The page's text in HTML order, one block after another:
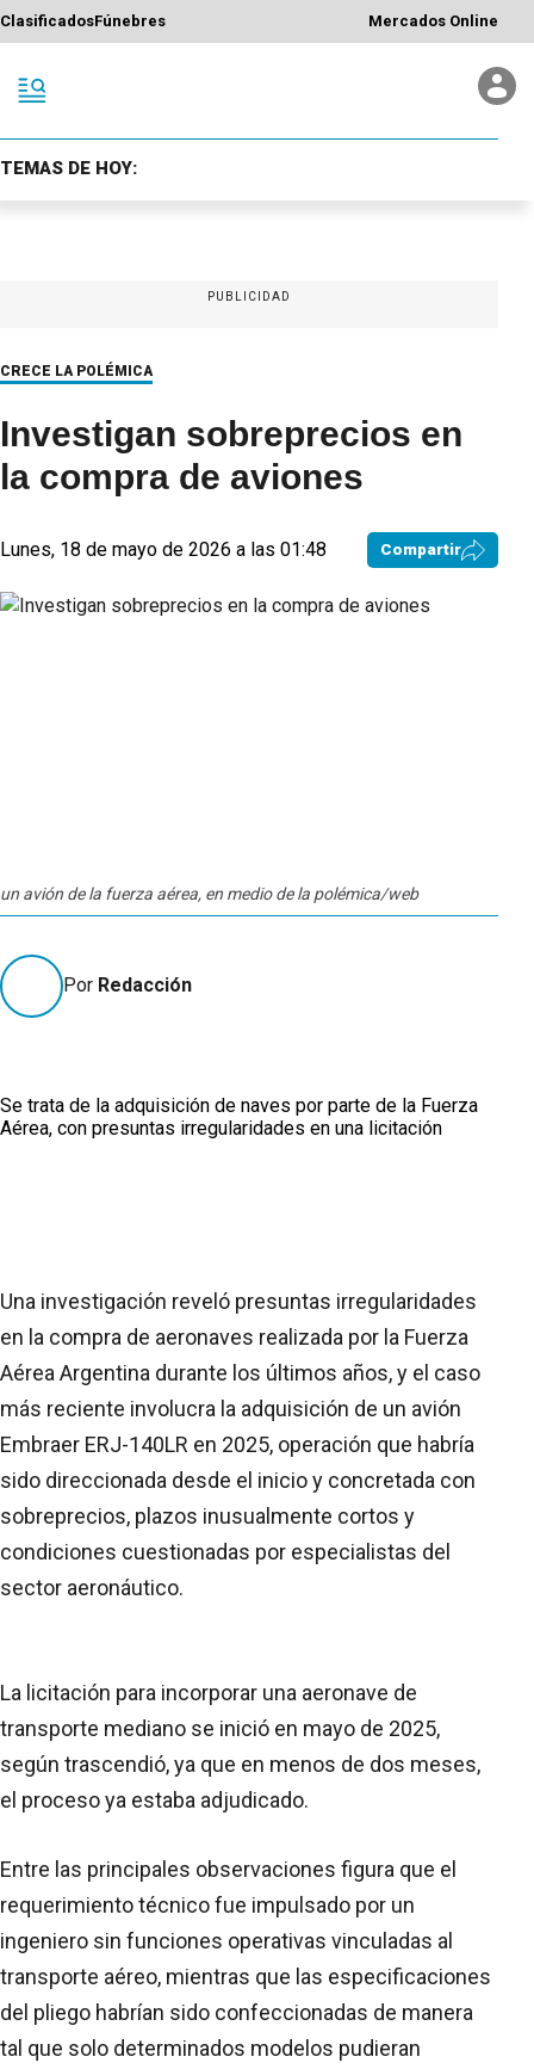
ClasificadosFúnebres Mercados Online
TEMAS DE HOY:
PUBLICIDAD
CRECE LA POLÉMICA
Investigan sobreprecios en
la compra de aviones
Lunes, 18 de mayo de 2026 a las 01:48 Compartir
un avión de la fuerza aérea, en medio de la polémica/web
Por Redacción
Se trata de la adquisición de naves por parte de la Fuerza
Aérea, con presuntas irregularidades en una licitación
Una investigación reveló presuntas irregularidades
en la compra de aeronaves realizada por la Fuerza
Aérea Argentina durante los últimos años, y el caso
más reciente involucra la adquisición de un avión
Embraer ERJ-140LR en 2025, operación que habría
sido direccionada desde el inicio y concretada con
sobreprecios, plazos inusualmente cortos y
condiciones cuestionadas por especialistas del
sector aeronáutico.
La licitación para incorporar una aeronave de
transporte mediano se inició en mayo de 2025,
según trascendió, ya que en menos de dos meses,
el proceso ya estaba adjudicado.
Entre las principales observaciones figura que el
requerimiento técnico fue impulsado por un
ingeniero sin funciones operativas vinculadas al
transporte aéreo, mientras que las especificaciones
del pliego habrían sido confeccionadas de manera
tal que solo determinados modelos pudieran